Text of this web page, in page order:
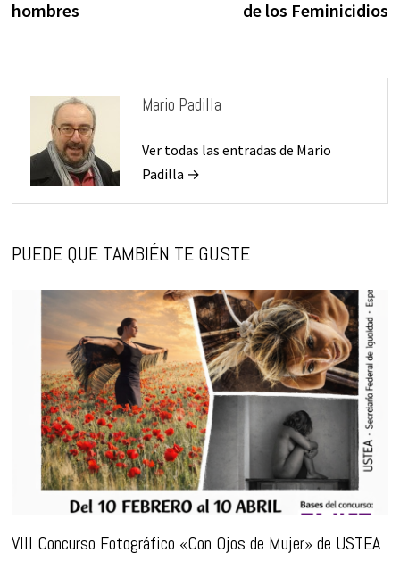
hombres
de los Feminicidios
Mario Padilla
Ver todas las entradas de Mario
Padilla →
PUEDE QUE TAMBIÉN TE GUSTE
VIII Concurso Fotográfico «Con Ojos de Mujer» de USTEA